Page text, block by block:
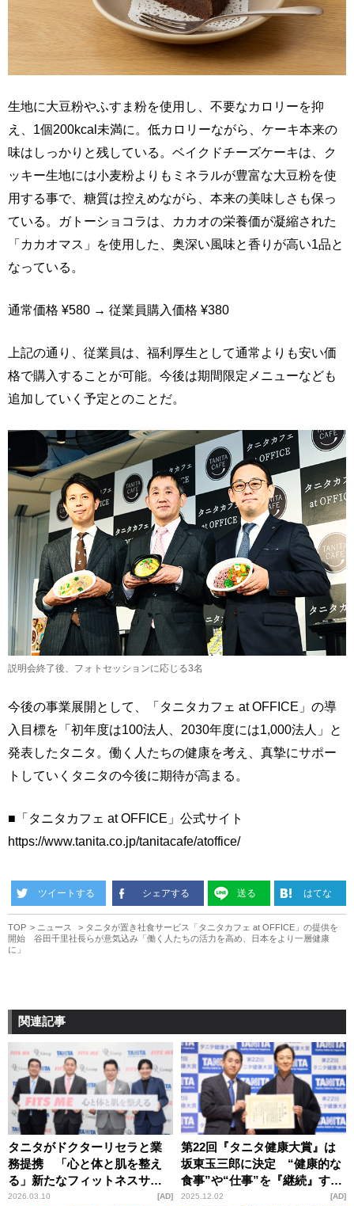
生地に大豆粉やふすま粉を使用し、不要なカロリーを抑
え、1個200kcal未満に。低カロリーながら、ケーキ本来の
味はしっかりと残している。ベイクドチーズケーキは、ク
ッキー生地には小麦粉よりもミネラルが豊富な大豆粉を使
用する事で、糖質は控えめながら、本来の美味しさも保っ
ている。ガトーショコラは、カカオの栄養価が凝縮された
「カカオマス」を使用した、奥深い風味と香りが高い1品と
なっている。
通常価格 ¥580 → 従業員購入価格 ¥380
上記の通り、従業員は、福利厚生として通常よりも安い価
格で購入することが可能。今後は期間限定メニューなども
追加していく予定とのことだ。
説明会終了後、フォトセッションに応じる3名
今後の事業展開として、「タニタカフェ at OFFICE」の導
入目標を「初年度は100法人、2030年度には1,000法人」と
発表したタニタ。働く人たちの健康を考え、真摯にサポー
トしていくタニタの今後に期待が高まる。
■「タニタカフェ at OFFICE」公式サイト
https://www.tanita.co.jp/tanitacafe/atoffice/
ツイートする シェアする 送る はてな
TOP ニュース
タニタが置き社食サービス「タニタカフェ at OFFICE」の提供を
開始 谷田千里社長らが意気込み「働く人たちの活力を高め、日本をより一層健康
に」
関連記事
タニタがドクターリセラと業
務提携 「心と体と肌を整え
る」新たなフィットネスサー
ビスを展開
2026.03.10 AD
第22回『タニタ健康大賞』は
坂東玉三郎に決定 “健康的な
食事”や“仕事”を『継続』する
ために必要なのは「今日を大
2025.12.02 AD